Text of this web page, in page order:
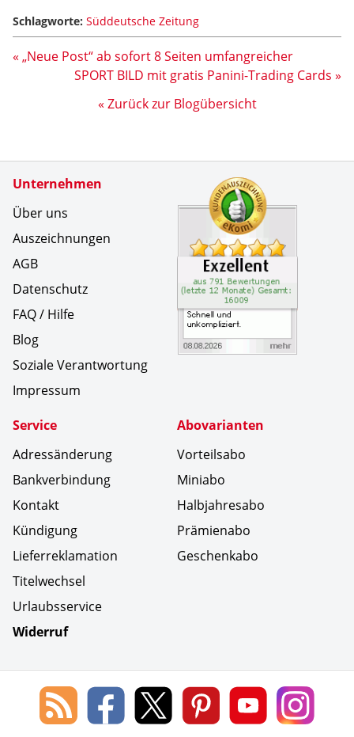
Schlagworte: Süddeutsche Zeitung
« „Neue Post“ ab sofort 8 Seiten umfangreicher
SPORT BILD mit gratis Panini-Trading Cards »
« Zurück zur Blogübersicht
Unternehmen
Über uns
Auszeichnungen
AGB
Datenschutz
FAQ / Hilfe
Blog
Soziale Verantwortung
Impressum
Service
Adressänderung
Bankverbindung
Kontakt
Kündigung
Lieferreklamation
Titelwechsel
Urlaubsservice
Widerruf
Abovarianten
Vorteilsabo
Miniabo
Halbjahresabo
Prämienabo
Geschenkabo
Zertifikate
Social Media
Blog
des
Lorenz
Leserservice
Lorenz
Leserservice
Lorenz
Leserservice
Lorenz
Leserservice
Lorenz